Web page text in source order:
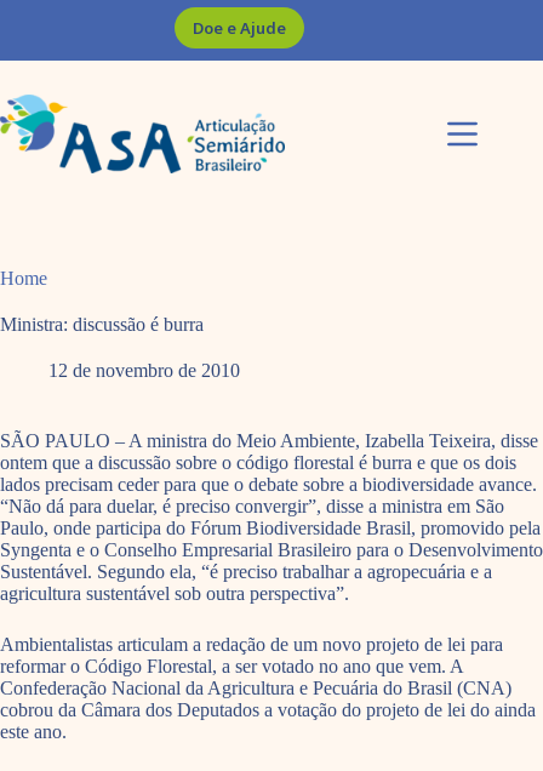
Doe e Ajude
Home
Ministra: discussão é burra
12 de novembro de 2010
SÃO PAULO – A ministra do Meio Ambiente, Izabella Teixeira, disse
ontem que a discussão sobre o código florestal é burra e que os dois
lados precisam ceder para que o debate sobre a biodiversidade avance.
“Não dá para duelar, é preciso convergir”, disse a ministra em São
Paulo, onde participa do Fórum Biodiversidade Brasil, promovido pela
Syngenta e o Conselho Empresarial Brasileiro para o Desenvolvimento
Sustentável. Segundo ela, “é preciso trabalhar a agropecuária e a
agricultura sustentável sob outra perspectiva”.
Ambientalistas articulam a redação de um novo projeto de lei para
reformar o Código Florestal, a ser votado no ano que vem. A
Confederação Nacional da Agricultura e Pecuária do Brasil (CNA)
cobrou da Câmara dos Deputados a votação do projeto de lei do ainda
este ano.